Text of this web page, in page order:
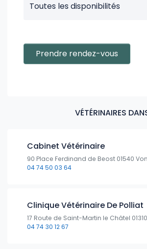
Toutes les disponibilités
Prendre rendez-vous
VÉTÉRINAIRES
Cabinet Vétérinaire
90 Place Ferdinand de Beost 01540
04 74 50 03 64
Clinique Vétérinaire De Polliat
17 Route de Saint-Martin le Châtel
04 74 30 12 67